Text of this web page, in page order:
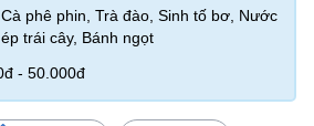
Cà phê phin, Trà đào, Sinh tố bơ, Nước
ép trái cây, Bánh ngọt
- 50.000đ